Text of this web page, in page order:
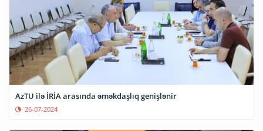
AzTU ilə İRİA arasında əməkdaşlıq genişlənir
26-07-2024